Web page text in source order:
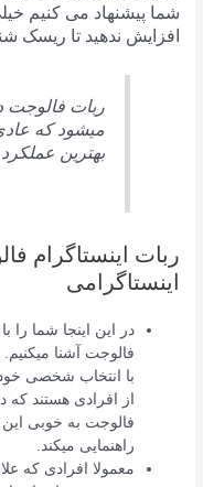
شما پیشنهاد می کنیم
افزایش ندهید تا ریسک
ربات فالوجت
میشود که
بهترین عملکرد
ربات اینستاگرام
اینستاگرامی
در این اینجا شما را
فالوجت آشنا
با انتخاب شخصی
از افرادی هستند که
فالوجت به خوبی این
راهنمایی میکند.
معمولا افرادی که